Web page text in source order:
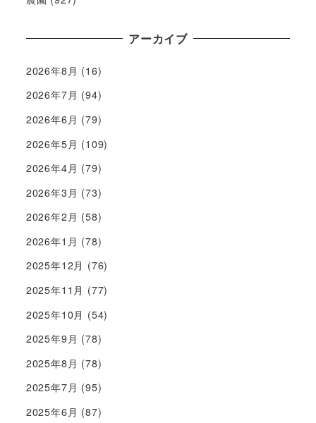
アーカイブ
2026年8月 (16)
2026年7月 (94)
2026年6月 (79)
2026年5月 (109)
2026年4月 (79)
2026年3月 (73)
2026年2月 (58)
2026年1月 (78)
2025年12月 (76)
2025年11月 (77)
2025年10月 (54)
2025年9月 (78)
2025年8月 (78)
2025年7月 (95)
2025年6月 (87)